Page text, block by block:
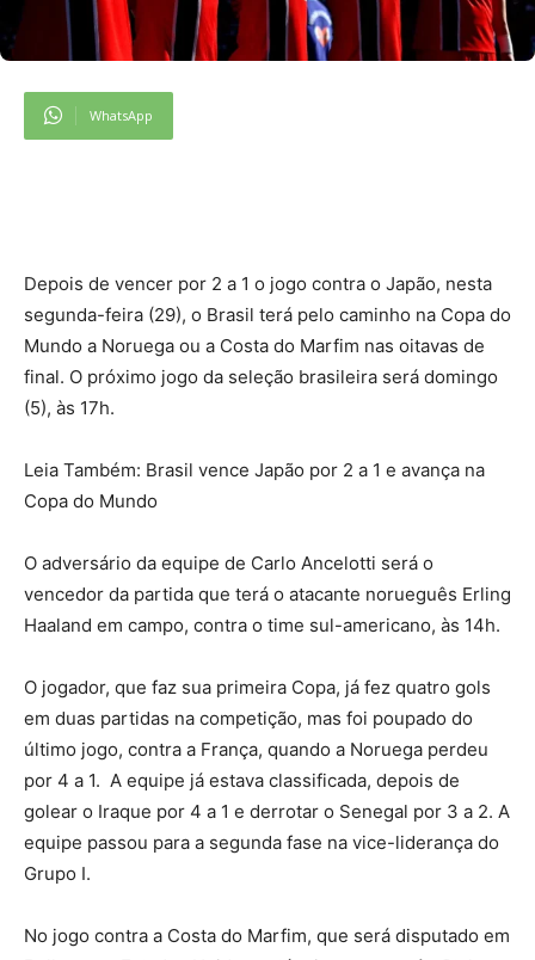
WhatsApp
Depois de vencer por 2 a 1 o jogo contra o Japão, nesta
segunda-feira (29), o Brasil terá pelo caminho na Copa do
Mundo a Noruega ou a Costa do Marfim nas oitavas de
final. O próximo jogo da seleção brasileira será domingo
(5), às 17h.
Leia Também: Brasil vence Japão por 2 a 1 e avança na
Copa do Mundo
O adversário da equipe de Carlo Ancelotti será o
vencedor da partida que terá o atacante norueguês Erling
Haaland em campo, contra o time sul-americano, às 14h.
O jogador, que faz sua primeira Copa, já fez quatro gols
em duas partidas na competição, mas foi poupado do
último jogo, contra a França, quando a Noruega perdeu
por 4 a 1. A equipe já estava classificada, depois de
golear o Iraque por 4 a 1 e derrotar o Senegal por 3 a 2. A
equipe passou para a segunda fase na vice-liderança do
Grupo I.
No jogo contra a Costa do Marfim, que será disputado em